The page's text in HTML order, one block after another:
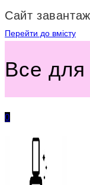
Сайт
Перейти до вмісту
Все для
0